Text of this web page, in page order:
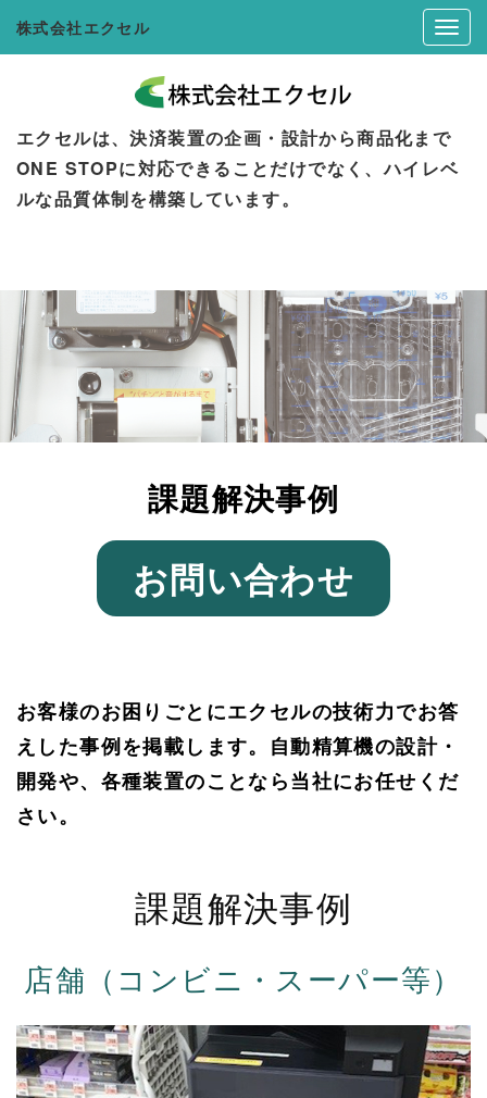
株式会社エクセル
エクセルは、決済装置の企画・設計から商品化まで
ONE STOPに対応できることだけでなく、ハイレベ
ルな品質体制を構築しています。
課題解決事例
お問い合わせ
お客様のお困りごとにエクセルの技術力でお答
えした事例を掲載します。自動精算機の設計・
開発や、各種装置のことなら当社にお任せくだ
さい。
課題解決事例
店舗（コンビニ・スーパー等）